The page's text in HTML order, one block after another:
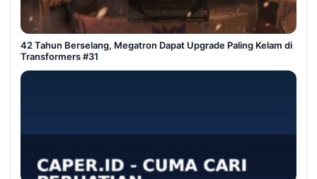
42 Tahun Berselang, Megatron Dapat Upgrade Paling Kelam di
Transformers #31